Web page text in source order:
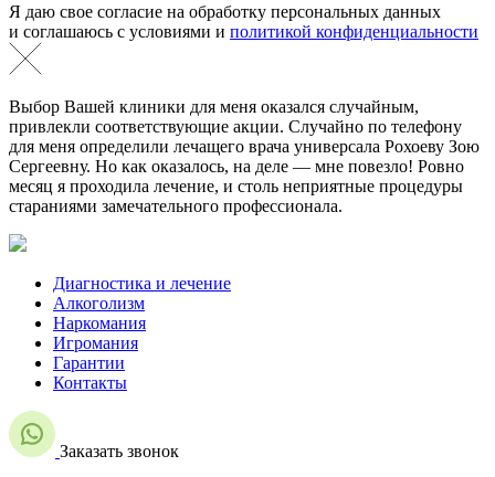
Я даю свое согласие на обработку персональных данных
и соглашаюсь с условиями и политикой конфиденциальности
Выбор Вашей клиники для меня оказался случайным,
привлекли соответствующие акции. Случайно по телефону
для меня определили лечащего врача универсала Рохоеву Зою
Сергеевну. Но как оказалось, на деле — мне повезло! Ровно
месяц я проходила лечение, и столь неприятные процедуры
стараниями замечательного профессионала.
Диагностика и лечение
Алкоголизм
Наркомания
Игромания
Гарантии
Контакты
Заказать звонок